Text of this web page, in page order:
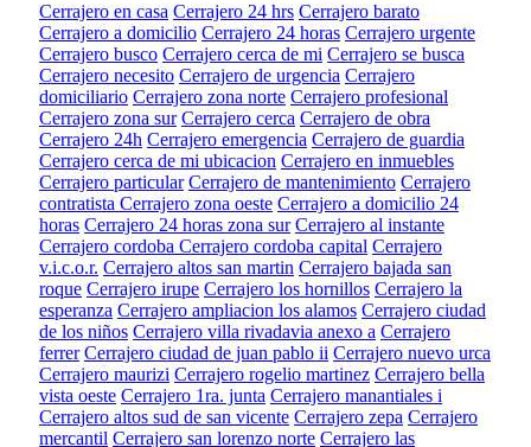
Cerrajero en casa Cerrajero 24 hrs Cerrajero barato
Cerrajero a domicilio Cerrajero 24 horas Cerrajero urgente
Cerrajero busco Cerrajero cerca de mi Cerrajero se busca
Cerrajero necesito Cerrajero de urgencia Cerrajero
domiciliario Cerrajero zona norte Cerrajero profesional
Cerrajero zona sur Cerrajero cerca Cerrajero de obra
Cerrajero 24h Cerrajero emergencia Cerrajero de guardia
Cerrajero cerca de mi ubicacion Cerrajero en inmuebles
Cerrajero particular Cerrajero de mantenimiento Cerrajero
contratista Cerrajero zona oeste Cerrajero a domicilio 24
horas Cerrajero 24 horas zona sur Cerrajero al instante
Cerrajero cordoba Cerrajero cordoba capital Cerrajero
v.i.c.o.r. Cerrajero altos san martin Cerrajero bajada san
roque Cerrajero irupe Cerrajero los hornillos Cerrajero la
esperanza Cerrajero ampliacion los alamos Cerrajero ciudad
de los niños Cerrajero villa rivadavia anexo a Cerrajero
ferrer Cerrajero ciudad de juan pablo ii Cerrajero nuevo urca
Cerrajero maurizi Cerrajero rogelio martinez Cerrajero bella
vista oeste Cerrajero 1ra. junta Cerrajero manantiales i
Cerrajero altos sud de san vicente Cerrajero zepa Cerrajero
mercantil Cerrajero san lorenzo norte Cerrajero las